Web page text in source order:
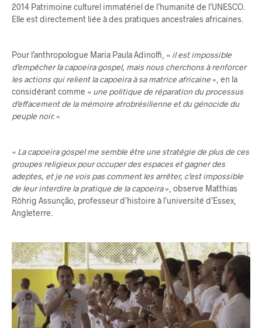
2014 Patrimoine culturel immatériel de l’humanité de l’UNESCO.
Elle est directement liée à des pratiques ancestrales africaines.
Pour l’anthropologue Maria Paula Adinolfi, « il est impossible
d’empêcher la capoeira gospel, mais nous cherchons à renforcer
les actions qui relient la capoeira à sa matrice africaine », en la
considérant comme « une politique de réparation du processus
d’effacement de la mémoire afrobrésilienne et du génocide du
peuple noir. »
« La capoeira gospel me semble être une stratégie de plus de ces
groupes religieux pour occuper des espaces et gagner des
adeptes, et je ne vois pas comment les arrêter, c’est impossible
de leur interdire la pratique de la capoeira», observe Matthias
Röhrig Assunção, professeur d’histoire à l’université d’Essex,
Angleterre.